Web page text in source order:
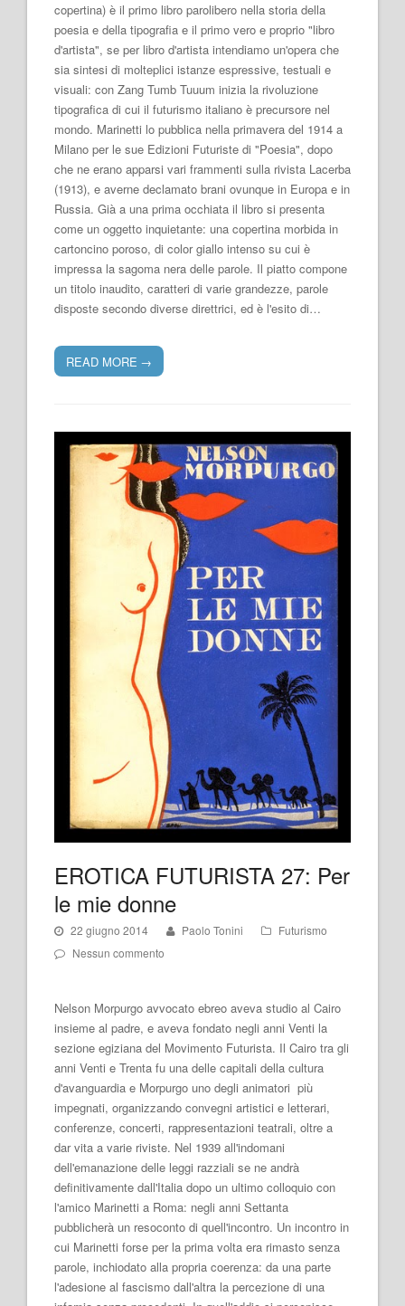
copertina) è il primo libro parolibero nella storia della
poesia e della tipografia e il primo vero e proprio "libro
d'artista", se per libro d'artista intendiamo un'opera che
sia sintesi di molteplici istanze espressive, testuali e
visuali: con Zang Tumb Tuuum inizia la rivoluzione
tipografica di cui il futurismo italiano è precursore nel
mondo. Marinetti lo pubblica nella primavera del 1914 a
Milano per le sue Edizioni Futuriste di "Poesia", dopo
che ne erano apparsi vari frammenti sulla rivista Lacerba
(1913), e averne declamato brani ovunque in Europa e in
Russia. Già a una prima occhiata il libro si presenta
come un oggetto inquietante: una copertina morbida in
cartoncino poroso, di color giallo intenso su cui è
impressa la sagoma nera delle parole. Il piatto compone
un titolo inaudito, caratteri di varie grandezze, parole
disposte secondo diverse direttrici, ed è l'esito di…
READ MORE →
EROTICA FUTURISTA 27: Per
le mie donne
22 giugno 2014 Paolo Tonini
Futurismo
Nessun commento
Nelson Morpurgo avvocato ebreo aveva studio al Cairo
insieme al padre, e aveva fondato negli anni Venti la
sezione egiziana del Movimento Futurista. Il Cairo tra gli
anni Venti e Trenta fu una delle capitali della cultura
d'avanguardia e Morpurgo uno degli animatori più
impegnati, organizzando convegni artistici e letterari,
conferenze, concerti, rappresentazioni teatrali, oltre a
dar vita a varie riviste. Nel 1939 all'indomani
dell'emanazione delle leggi razziali se ne andrà
definitivamente dall'Italia dopo un ultimo colloquio con
l'amico Marinetti a Roma: negli anni Settanta
pubblicherà un resoconto di quell'incontro. Un incontro in
cui Marinetti forse per la prima volta era rimasto senza
parole, inchiodato alla propria coerenza: da una parte
l'adesione al fascismo dall'altra la percezione di una